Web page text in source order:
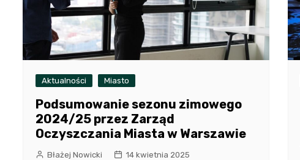
Aktualności Miasto
Podsumowanie sezonu zimowego
2024/25 przez Zarząd
Oczyszczania Miasta w Warszawie
Błażej Nowicki 14 kwietnia 2025